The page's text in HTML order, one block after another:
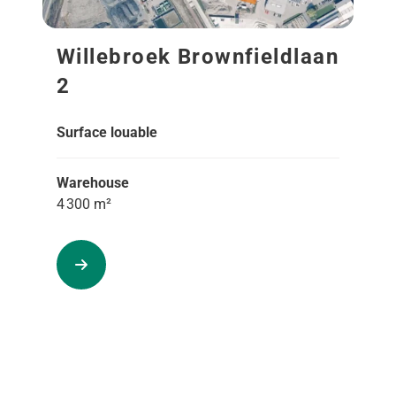
Willebroek Brownfieldlaan
2
Surface louable
Warehouse
4 300 m²